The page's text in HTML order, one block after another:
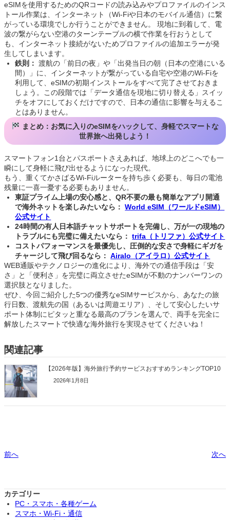
eSIMを使用するためのQRコードの読み込みやプロファイルのインス
トール作業は、インターネット（Wi-Fiや日本のモバイル通信）に繋
がっている環境でしか行うことができません。 現地に到着して、電
波の繋がらない空港のターンテーブルの横で作業を行おうとして
も、インターネット接続がないためプロファイルの追加エラーが発
生してしまいます。
鉄則： 渡航の「前日の夜」や「出発当日の朝（日本の空港にいる
間）」に、インターネットが繋がっている自宅や空港のWi-Fiを
利用して、eSIMの初期インストールをすべて完了させておきま
しょう。この段階では「データ通信を現地に切り替える」スイッ
チをオフにしておくだけですので、日本の通信に影響を与えるこ
とはありません。
まとめ：お気に入りのeSIMをハックして、身軽でスマートな
世界旅へ出発しよう！
スマートフォン1台とパスポートさえあれば、地球上のどこへでも一
瞬にして身軽に飛び出せるようになった現代。
もう、重くてかさばるWi-Fiルーターを持ち歩く必要も、毎日の電池
残量に一喜一憂する必要もありません。
東証プライム上場の安心感と、QR不要の最も簡単なアプリ開通
で海外ネットを楽しみたいなら： World eSIM（ワールドeSIM）
公式サイト
24時間の有人日本語チャットサポートを完備し、万が一の現地の
トラブルにも完璧に備えたいなら： trifa（トリファ）公式サイト
コストパフォーマンスを最優先し、圧倒的な安さで身軽にギガを
チャージして飛び回るなら： Airalo（アイラロ）公式サイト
WEB通販やテクノロジーの進化により、海外での通信手段は「安
さ」と「便利さ」を完璧に両立させたeSIMが不動のナンバーワンの
選択肢となりました。
ぜひ、今回ご紹介した5つの優秀なeSIMサービスから、あなたの旅
行日数、渡航先の国（あるいは周遊エリア）、そして安心したいサ
ポート体制にピタッと重なる最高のプランを選んで、両手を完全に
解放したスマートで快適な海外旅行を実現させてくださいね！
関連記事
【2026年版】海外旅行予約サービスおすすめランキングTOP10
2026年1月8日
前へ 次へ
カテゴリー
PC・スマホ・各種ゲーム
スマホ・Wi-Fi・通信